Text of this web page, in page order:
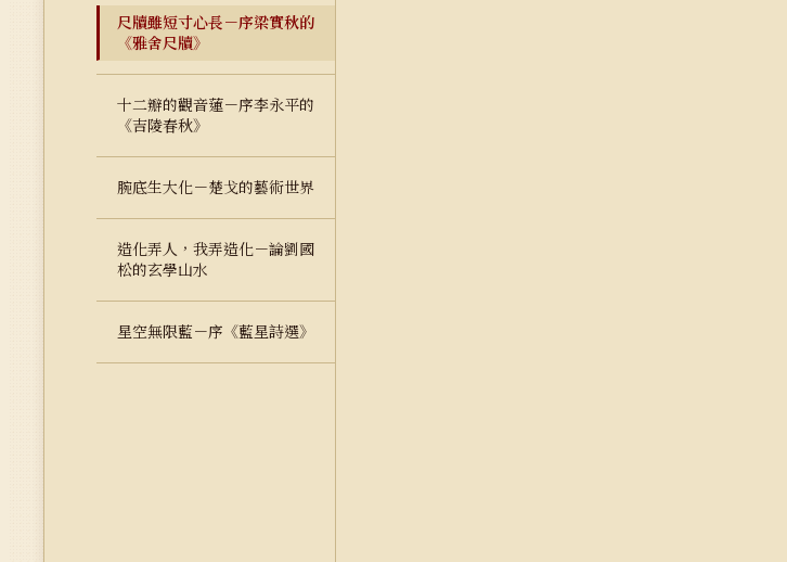
尺牘雖短寸心長－序梁實秋的
《雅舍尺牘》
十二瓣的觀音蓮－序李永平的
《吉陵春秋》
腕底生大化－楚戈的藝術世界
造化弄人，我弄造化－論劉國
松的玄學山水
星空無限藍－序《藍星詩選》